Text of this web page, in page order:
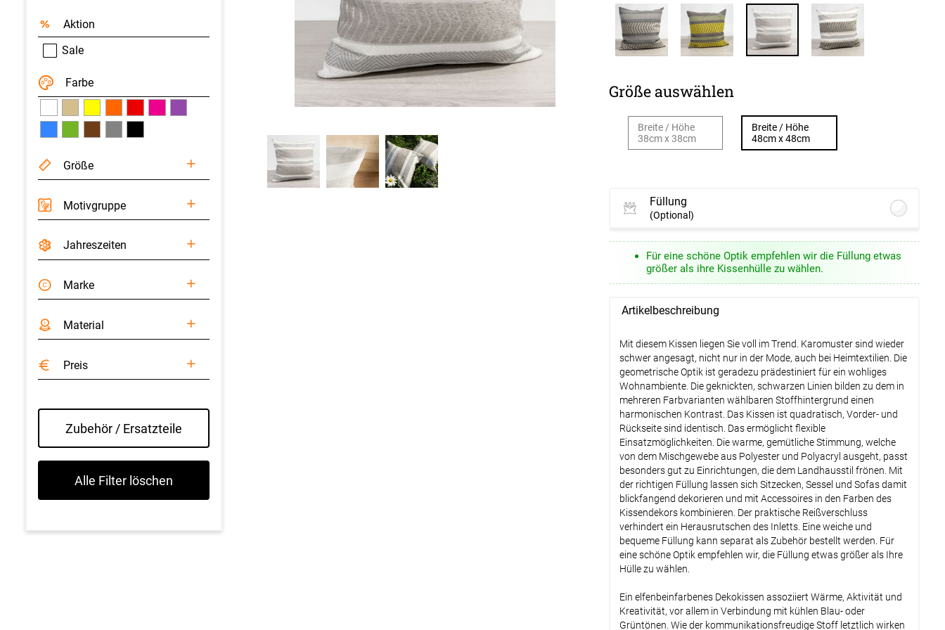
Aktion
Sale
Farbe
Größe
Motivgruppe
Jahreszeiten
Marke
Material
Preis
Zubehör / Ersatzteile
Alle Filter löschen
Größe auswählen
Breite / Höhe
38cm x 38cm
Breite / Höhe
48cm x 48cm
Füllung
(Optional)
+13,45 EUR)
Optionen verfügbar, bitte konfigurieren.
(ab +13,95 EUR)
Weiter
Für eine schöne Optik empfehlen wir die Füllung etwas
größer als ihre Kissenhülle zu wählen.
Artikelbeschreibung
Mit diesem Kissen liegen Sie voll im Trend. Karomuster sind wieder
schwer angesagt, nicht nur in der Mode, auch bei Heimtextilien. Die
geometrische Optik ist geradezu prädestiniert für ein wohliges
Wohnambiente. Die geknickten, schwarzen Linien bilden zu dem in
mehreren Farbvarianten wählbaren Stoffhintergrund einen
harmonischen Kontrast. Das Kissen ist quadratisch, Vorder- und
Rückseite sind identisch. Das ermöglicht flexible
Einsatzmöglichkeiten. Die warme, gemütliche Stimmung, welche
von dem Mischgewebe aus Polyester und Polyacryl ausgeht, passt
besonders gut zu Einrichtungen, die dem Landhausstil frönen. Mit
der richtigen Füllung lassen sich Sitzecken, Sessel und Sofas damit
blickfangend dekorieren und mit Accessoires in den Farben des
Kissendekors kombinieren. Der praktische Reißverschluss
verhindert ein Herausrutschen des Inletts. Eine weiche und
bequeme Füllung kann separat als Zubehör bestellt werden. Für
eine schöne Optik empfehlen wir, die Füllung etwas größer als Ihre
Hülle zu wählen.
Ein elfenbeinfarbenes Dekokissen assoziiert Wärme, Aktivität und
Kreativität, vor allem in Verbindung mit kühlen Blau- oder
Grüntönen. Wie der kommunikationsfreudige Stoff letztlich wirken